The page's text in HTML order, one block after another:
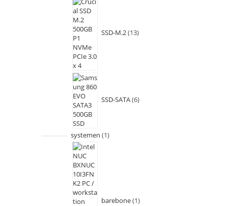
SSD-M.2 13
SSD-SATA 6
systemen 1
barebone 1